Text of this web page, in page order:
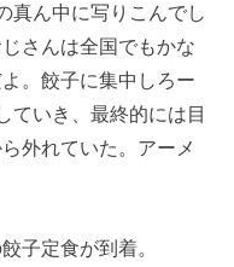
真ん中に写りこんでし
さんは全国でもかな
。餃子に集中しろー
ていき、最終的には目
外れていた。アーメ
子定食が到着。